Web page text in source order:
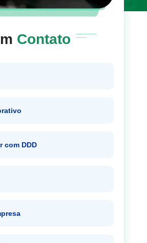
Contato
com DDD